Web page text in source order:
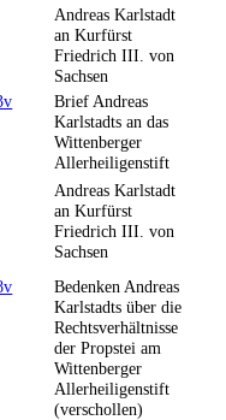
Andreas Karlstadt
an Kurfürst
Friedrich III. von
Sachsen
Brief Andreas
Karlstadts an das
Wittenberger
Allerheiligenstift
Andreas Karlstadt
an Kurfürst
Friedrich III. von
Sachsen
Bedenken Andreas
Karlstadts über die
Rechtsverhältnisse
der Propstei am
Wittenberger
Allerheiligenstift
(verschollen)